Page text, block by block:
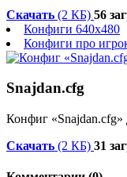
Скачать (2 КБ) 56
Конфиги 640x480
Конфиги про
Snajdan.cfg
Конфиг «Snajdan.cfg»
Скачать (2 КБ) 31